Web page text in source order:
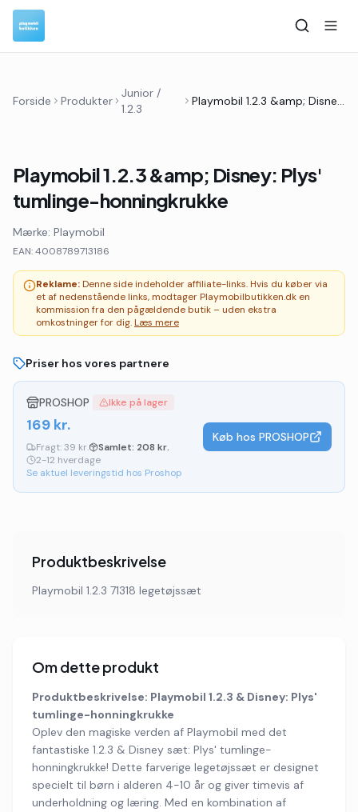
Forside Produkter
Junior /
1.2.3
Playmobil 1.2.3 &amp; Disney: Plys' tumlinge-honningkrukke
Playmobil 1.2.3 &amp; Disney: Plys'
tumlinge-honningkrukke
Mærke: Playmobil
EAN:4008789713186
Reklame:Denne side indeholder affiliate-links. Hvis du køber via
et af nedenstående links, modtager Playmobilbutikken.dk en
kommission fra den pågældende butik – uden ekstra
omkostninger for dig.Læs mere
Priser hos vores partnere
PROSHOP Ikke på lager
169 kr.
Fragt:39 kr. Samlet: 208 kr.
2-12 hverdage
Se aktuel leveringstid hos Proshop
Køb hos PROSHOP
Produktbeskrivelse
Playmobil 1.2.3 71318 legetøjssæt
Om dette produkt
Produktbeskrivelse: Playmobil 1.2.3 & Disney: Plys'
tumlinge-honningkrukke
Oplev den magiske verden af Playmobil med det
fantastiske 1.2.3 & Disney sæt: Plys' tumlinge-
honningkrukke! Dette farverige legetøjssæt er designet
specielt til børn i alderen 4-10 år og giver timevis af
underholdning og læring. Med en kombination af